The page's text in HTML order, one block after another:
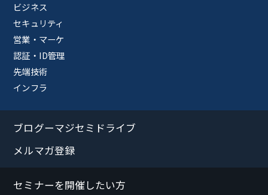
ビジネス
セキュリティ
営業・マーケ
認証・ID管理
先端技術
インフラ
ブログーマジセミドライブ
メルマガ登録
セミナーを開催したい方